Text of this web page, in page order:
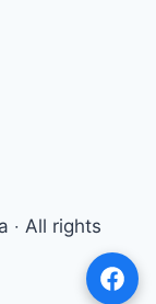
‧ All rights